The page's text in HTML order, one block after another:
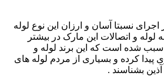
نسبتا آسان و ارزان این نوع لوله
و اتصالات این مارک در بیشتر
سبب شده است که این برند لوله و
پیدا کرده و بسیاری از مردم لوله های
آذین بشناسند .